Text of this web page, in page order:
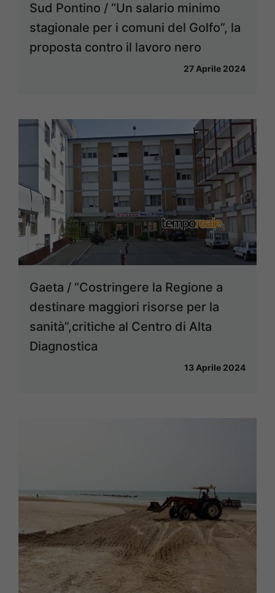
Sud Pontino / “Un salario minimo
stagionale per i comuni del Golfo”, la
proposta contro il lavoro nero
27 Aprile 2024
Gaeta / “Costringere la Regione a
destinare maggiori risorse per la
sanità”,critiche al Centro di Alta
Diagnostica
13 Aprile 2024